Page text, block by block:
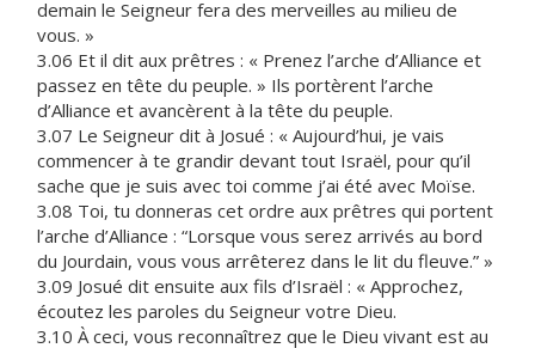
demain le Seigneur fera des merveilles au milieu de
vous. »
3.06 Et il dit aux prêtres : « Prenez l’arche d’Alliance et
passez en tête du peuple. » Ils portèrent l’arche
d’Alliance et avancèrent à la tête du peuple.
3.07 Le Seigneur dit à Josué : « Aujourd’hui, je vais
commencer à te grandir devant tout Israël, pour qu’il
sache que je suis avec toi comme j’ai été avec Moïse.
3.08 Toi, tu donneras cet ordre aux prêtres qui portent
l’arche d’Alliance : “Lorsque vous serez arrivés au bord
du Jourdain, vous vous arrêterez dans le lit du fleuve.” »
3.09 Josué dit ensuite aux fils d’Israël : « Approchez,
écoutez les paroles du Seigneur votre Dieu.
3.10 À ceci, vous reconnaîtrez que le Dieu vivant est au